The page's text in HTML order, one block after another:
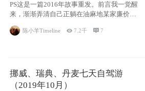
PS这是一篇2016年故事重发。前言我一觉醒
来，渐渐弄清自己正躺在油麻地某家廉价宾
馆
陈小羊Timeline 7.2千 7
挪威、瑞典、丹麦七天自驾游
（2019年10月）